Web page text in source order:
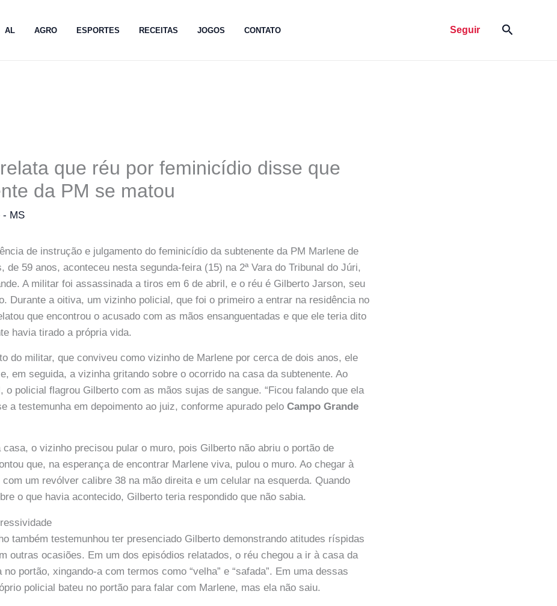
AL AGRO ESPORTES RECEITAS JOGOS CONTATO Seguir Pesquisar
que réu por feminicídio disse que
da PM se matou
- MS
de instrução e julgamento do feminicídio da subtenente da PM Marlene de
de 59 anos, aconteceu nesta segunda-feira (15) na 2ª Vara do Tribunal do Júri,
A militar foi assassinada a tiros em 6 de abril, e o réu é Gilberto Jarson, seu
Durante a oitiva, um vizinho policial, que foi o primeiro a entrar na residência no
que encontrou o acusado com as mãos ensanguentadas e que ele teria dito
havia tirado a própria vida.
do militar, que conviveu como vizinho de Marlene por cerca de dois anos, ele
em seguida, a vizinha gritando sobre o ocorrido na casa da subtenente. Ao
o policial flagrou Gilberto com as mãos sujas de sangue. “Ficou falando que ela
a testemunha em depoimento ao juiz, conforme apurado peloCampo Grande
casa, o vizinho precisou pular o muro, pois Gilberto não abriu o portão de
que, na esperança de encontrar Marlene viva, pulou o muro. Ao chegar à
um revólver calibre 38 na mão direita e um celular na esquerda. Quando
o que havia acontecido, Gilberto teria respondido que não sabia.
também testemunhou ter presenciado Gilberto demonstrando atitudes ríspidas
outras ocasiões. Em um dos episódios relatados, o réu chegou a ir à casa da
portão, xingando-a com termos como “velha” e “safada”. Em uma dessas
policial bateu no portão para falar com Marlene, mas ela não saiu.